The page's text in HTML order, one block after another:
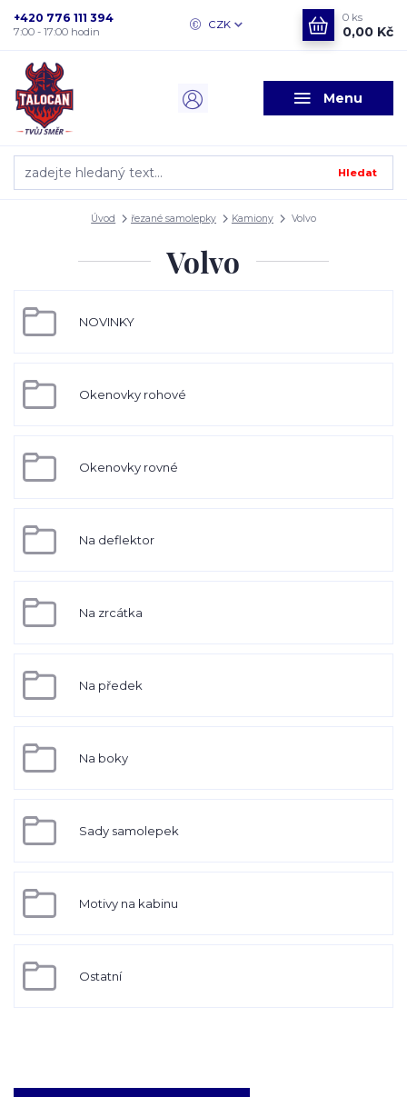
Menu
CZK
Hledat
+420 776 111 394
7:00 - 17:00 hodin
0 ks
0,00 Kč
Úvod řezané samolepky Kamiony Volvo
Volvo
NOVINKY
Okenovky rohové
Okenovky rovné
Na deflektor
Na zrcátka
Na předek
Na boky
Sady samolepek
Motivy na kabinu
Ostatní